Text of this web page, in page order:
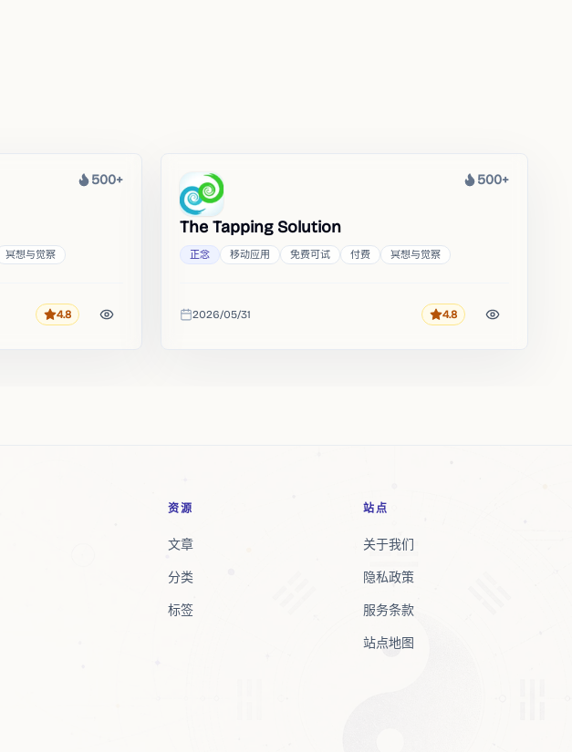
热度
500+
冥想与觉察
评分4.8
热度
500+
The Tapping Solution
正念 移动应用 免费可试 付费 冥想与觉察
收录时间
2026/05/31 评分4.8
资源
文章
分类
标签
站点
关于我们
隐私政策
服务条款
站点地图